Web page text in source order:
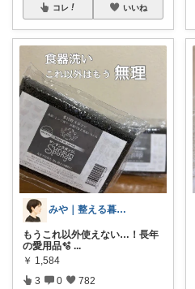
コレ いいね
みや｜整える暮らし
もうこれ以外使えない…！長年
の愛用品🫧 ...
￥ 1,584
3 0 782